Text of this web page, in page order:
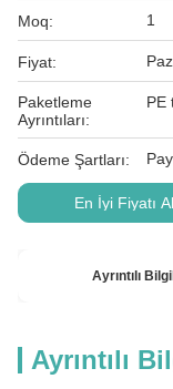
Moq: 1
Fiyat:
Paketleme
Ayrıntıları:
PE
Ödeme Şartları:
En İyi Fiyatı
Ayrıntılı
Ayrıntılı